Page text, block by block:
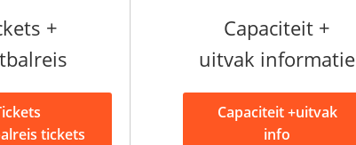
+
tickets
Capaciteit +
uitvak informatie
Capaciteit +uitvak
info